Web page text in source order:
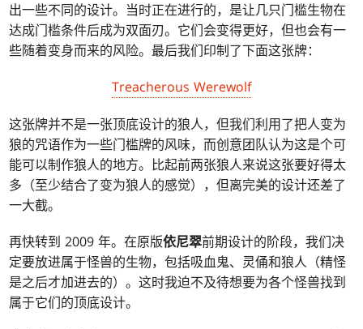
出一些不同的设计。当时正在进行的，是让几只门槛生物在
达成门槛条件后成为双面刃。它们会变得更好，但也会有一
些随着变身而来的风险。最后我们印制了下面这张牌：
Treacherous Werewolf
这张牌并不是一张顶底设计的狼人，但我们利用了把人变为
狼的咒语作为一些门槛牌的风味，而创意团队认为这是个可
能可以制作狼人的地方。比起前两张狼人来说这张要好得太
多（至少结合了变为狼人的感觉），但离完美的设计还差了
一大截。
再快转到 2009 年。在原版依尼翠前期设计的阶段，我们决
定要放进属于怪兽的生物，包括吸血鬼、灵俑和狼人（精怪
是之后才加进去的）。这时我迫不及待想要为各个怪兽找到
属于它们的顶底设计。